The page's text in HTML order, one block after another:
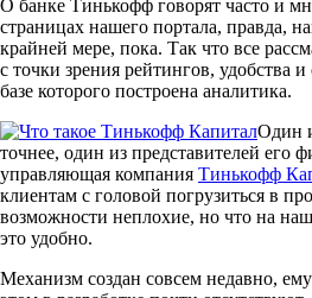
О банке Тинькофф говорят часто и
страницах нашего портала, правда,
крайней мере, пока. Так что все
с точки зрения рейтингов, удобства
базе которого построена аналитика.
Один
точнее, один из представителей его
управляющая компания Тинькофф
клиентам с головой погрузиться в
возможности неплохие, но что на
это удобно.
Механизм создан совсем недавно,